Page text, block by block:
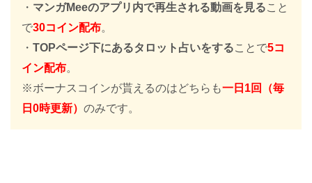
・ マンガMeeのアプリ内で再生される動画を見ること
で30コイン配布。
・ TOPページ下にあるタロット占いをすることで5コ
イン配布。
※ボーナスコインが貰えるのはどちらも一日1回（毎
日0時更新） のみです。